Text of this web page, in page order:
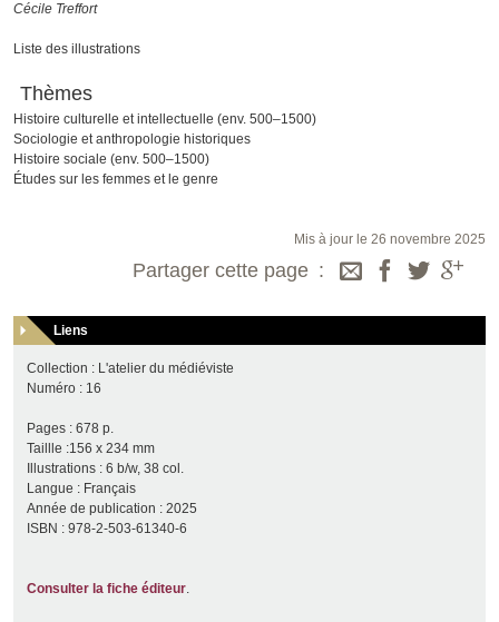
Cécile Treffort
Liste des illustrations
Thèmes
Histoire culturelle et intellectuelle (env. 500–1500)
Sociologie et anthropologie historiques
Histoire sociale (env. 500–1500)
Études sur les femmes et le genre
Mis à jour le 26 novembre 2025
Partager cette page
Liens
Collection : L'atelier du médiéviste
Numéro : 16
Pages : 678 p.
Taillle :156 x 234 mm
Illustrations : 6 b/w, 38 col.
Langue : Français
Année de publication : 2025
ISBN : 978-2-503-61340-6
Consulter la fiche éditeur.